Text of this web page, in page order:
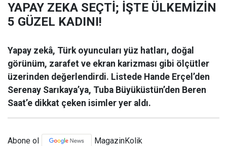
YAPAY ZEKA SEÇTİ; İŞTE ÜLKEMİZİN
5 GÜZEL KADINI!
Yapay zekâ, Türk oyuncuları yüz hatları, doğal
görünüm, zarafet ve ekran karizması gibi ölçütler
üzerinden değerlendirdi. Listede Hande Erçel’den
Serenay Sarıkaya’ya, Tuba Büyüküstün’den Beren
Saat’e dikkat çeken isimler yer aldı.
Abone ol MagazinKolik